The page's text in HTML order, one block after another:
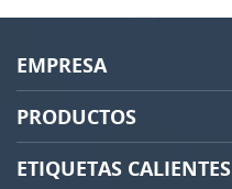
EMPRESA
PRODUCTOS
ETIQUETAS CALIENTES